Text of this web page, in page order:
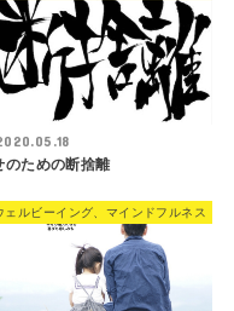
のための断捨離
ェルビーイング、マインドフルネス